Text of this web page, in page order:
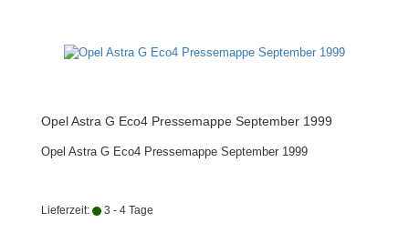
Opel Astra G Eco4 Pressemappe September 1999
Opel Astra G Eco4 Pressemappe September 1999
Lieferzeit: 3 - 4 Tage